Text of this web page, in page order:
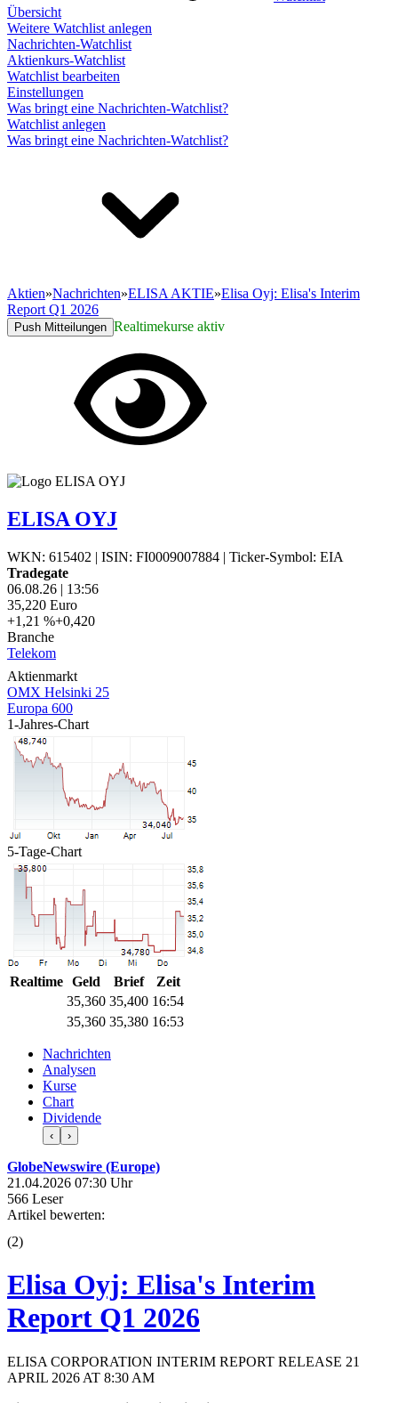
Übersicht
Weitere Watchlist anlegen
Nachrichten-Watchlist
Aktienkurs-Watchlist
Watchlist bearbeiten
Einstellungen
Was bringt eine Nachrichten-Watchlist?
Watchlist anlegen
Was bringt eine Nachrichten-Watchlist?
Aktien»Nachrichten»ELISA AKTIE»Elisa Oyj: Elisa's Interim
Report Q1 2026
Push Mitteilungen Realtimekurse aktiv
ELISA OYJ
WKN: 615402 | ISIN: FI0009007884 | Ticker-Symbol: EIA
Tradegate
06.08.26 | 13:56
35,220 Euro
+1,21 %+0,420
Branche
Telekom
Aktienmarkt
OMX Helsinki 25
Europa 600
1-Jahres-Chart
5-Tage-Chart
Realtime Geld Brief
Zeit
35,360 35,400 16:54
35,360 35,380 16:53
Nachrichten
Analysen
Kurse
Chart
Dividende
‹ ›
GlobeNewswire (Europe)
21.04.2026 07:30 Uhr
566 Leser
Artikel bewerten:
(2)
Elisa Oyj: Elisa's Interim
Report Q1 2026
ELISA CORPORATION INTERIM REPORT RELEASE 21
APRIL 2026 AT 8:30 AM